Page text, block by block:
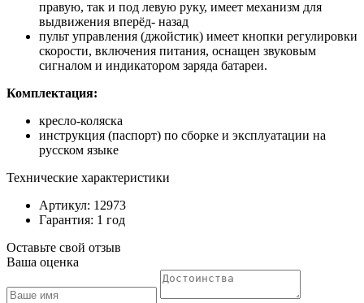
правую, так и под левую руку, имеет механизм для
выдвижения вперёд- назад
пульт управления (джойстик) имеет кнопки регулировки
скорости, включения питания, оснащен звуковым
сигналом и индикатором заряда батареи.
Комплектация:
кресло-коляска
инструкция (паспорт) по сборке и эксплуатации на
русском языке
Технические характеристики
Артикул: 12973
Гарантия: 1 год
Оставьте свой отзыв
Ваша оценка